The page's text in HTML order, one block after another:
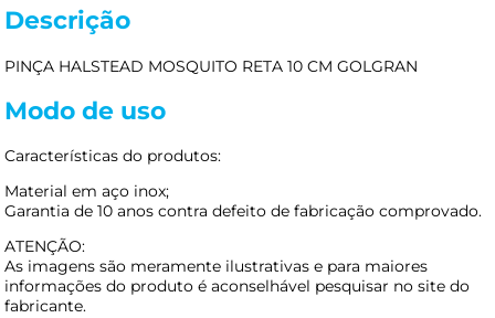
Descrição
PINÇA HALSTEAD MOSQUITO RETA 10 CM GOLGRAN
Modo de uso
Características do produtos:
Material em aço inox;
Garantia de 10 anos contra defeito de fabricação comprovado.
ATENÇÃO:
As imagens são meramente ilustrativas e para maiores
informações do produto é aconselhável pesquisar no site do
fabricante.